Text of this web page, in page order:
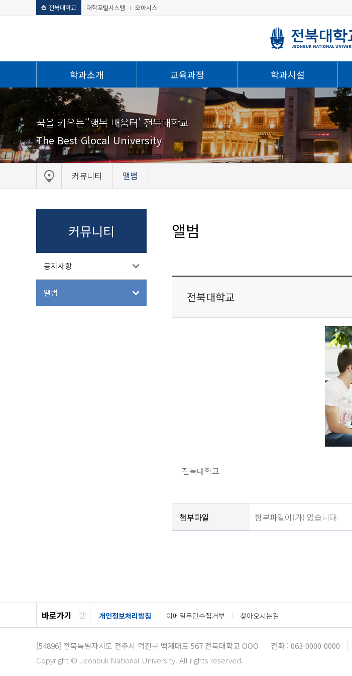
전북대학교 대학포털시스템 오아시스
학과소개 교육과정 학과시설
꿈을 키우는 '행복 배움터' 전북대학교
The Best Glocal University
커뮤니티 앨범
커뮤니티
공지사항
앨범
앨범
전북대학교
전북대학교
첨부파일 첨부파일이(가) 없습니다.
바로가기 개인정보처리방침 이메일무단수집거부 찾아오시는길
[54896] 전북특별자치도 전주시 덕진구 백제대로 567 전북대학교 OOO 전화 : 063-0000-0000
Copyright © Jeonbuk National University. All rights reserved.